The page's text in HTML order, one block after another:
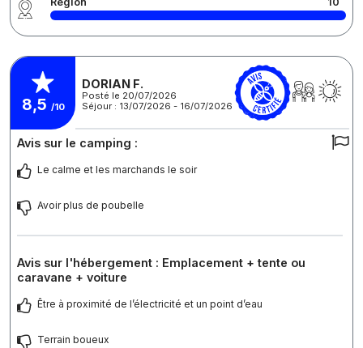
8,5 /10
DORIAN F.
Posté le 20/07/2026
Séjour : 13/07/2026 - 16/07/2026
Avis sur le camping :
Le calme et les marchands le soir
Avoir plus de poubelle
Avis sur l'hébergement : Emplacement + tente ou
caravane + voiture
Être à proximité de l’électricité et un point d’eau
Terrain boueux